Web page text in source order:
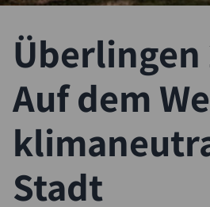
Überlingen
Auf dem
Stadt